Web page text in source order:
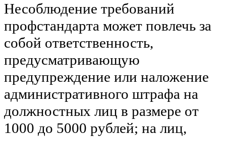
Несоблюдение требований
профстандарта может повлечь за
собой ответственность,
предусматривающую
предупреждение или наложение
административного штрафа на
должностных лиц в размере от
1000 до 5000 рублей; на лиц,